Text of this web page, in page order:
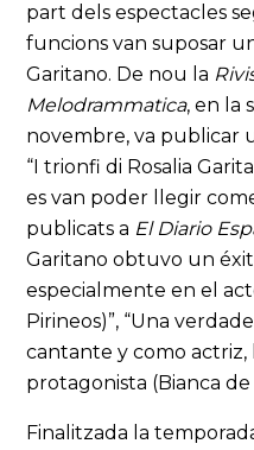
part dels espectacles
funcions van suposar
Garitano. De nou la
Melodrammatica, en la
novembre, va publicar
“I trionfi di Rosalia
es van poder llegir
publicats a El Diario
Garitano obtuvo un
especialmente en el
Pirineos)”, “Una
cantante y como actriz,
protagonista (Bianca de
Finalitzada la